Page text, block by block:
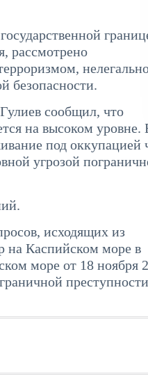
рассмотрено
безопасности.
сообщил, что
на высоком уровне.
под оккупацией
угрозой
исходящих из
на Каспийском море в
море от 18 ноября